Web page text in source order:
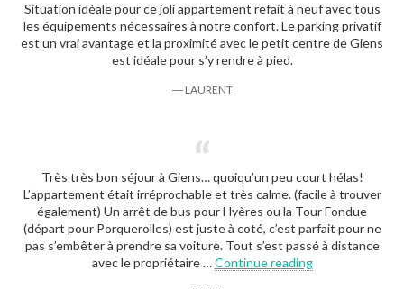
Situation idéale pour ce joli appartement refait à neuf avec tous
les équipements nécessaires à notre confort. Le parking privatif
est un vrai avantage et la proximité avec le petit centre de Giens
est idéale pour s’y rendre à pied.
― LAURENT
Très très bon séjour à Giens… quoiqu’un peu court hélas!
L’appartement était irréprochable et très calme. (facile à trouver
également) Un arrêt de bus pour Hyères ou la Tour Fondue
(départ pour Porquerolles) est juste à coté, c’est parfait pour ne
pas s’embêter à prendre sa voiture. Tout s’est passé à distance
avec le propriétaire …Continue reading« Didier »